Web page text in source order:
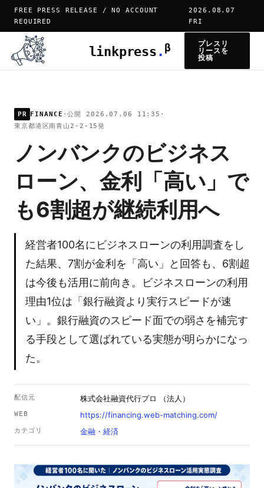
FREE PRESS RELEASE / NO ACCOUNT
REQUIRED
2026.08.07
FRI
linkpress . β
プレスリ
リースを
投稿
PR FINANCE ·公開 2026.07.06 11:35 ·
東京都港区南青山2-2-15発
ノンバンクのビジネス
ローン、金利「高い」で
も6割超が継続利用へ
経営者100名にビジネスローンの利用調査をし
た結果、7割が金利を「高い」と回答も、6割超
は今後も活用に前向き。ビジネスローンの利用
理由1位は「銀行融資より実行スピードが速
い」。銀行融資のスピード面での弱さを補完す
る手段として選ばれている実態が明らかになっ
た。
配信元 株式会社融資代行プロ （法人）
WEB https://financing.web-matching.com/
カテゴリ 金融・経済